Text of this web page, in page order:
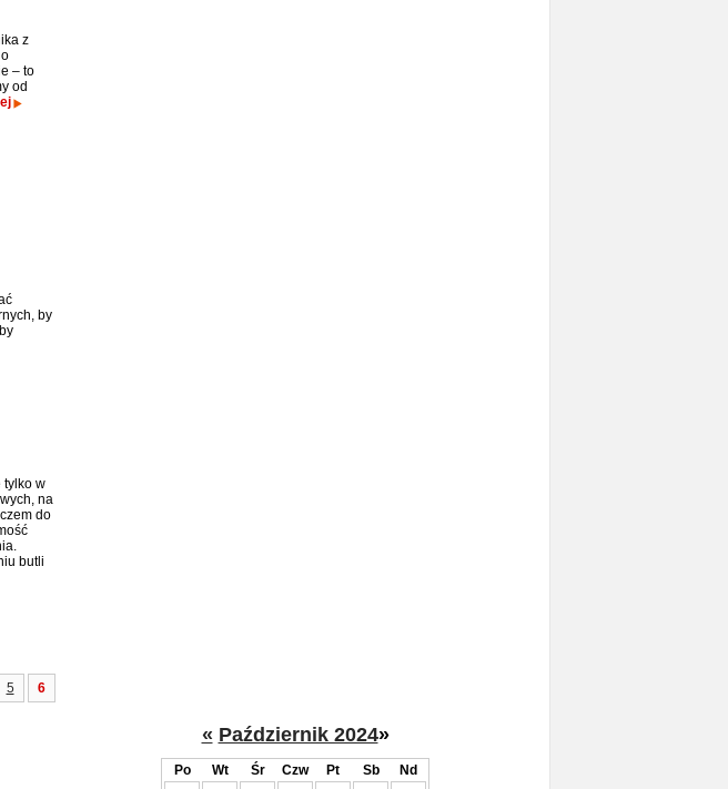
z
– to
od
by
tylko w
na
do
butli
5 6
« Październik 2024»
Po Wt Śr Czw Pt Sb
Nd